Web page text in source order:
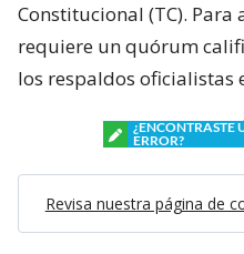
Constitucional (TC).
requiere un quórum
los respaldos oficialistas
¿ENCONTRASTE
ERROR?
Revisa nuestra página de